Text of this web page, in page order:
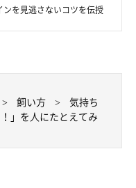
を見逃さないコツを伝授
飼い方
気持ち
」を人にたとえてみ